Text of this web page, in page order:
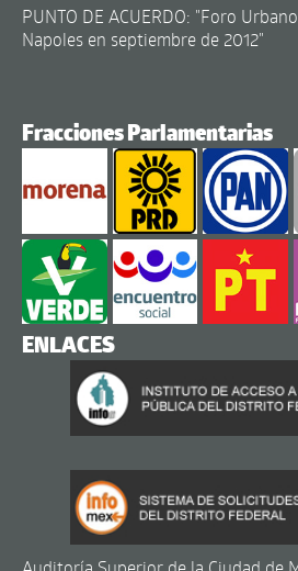
PUNTO DE ACUERDO: "Foro
Napoles en septiembre de 2012"
Fracciones Parlamentarias
ENLACES